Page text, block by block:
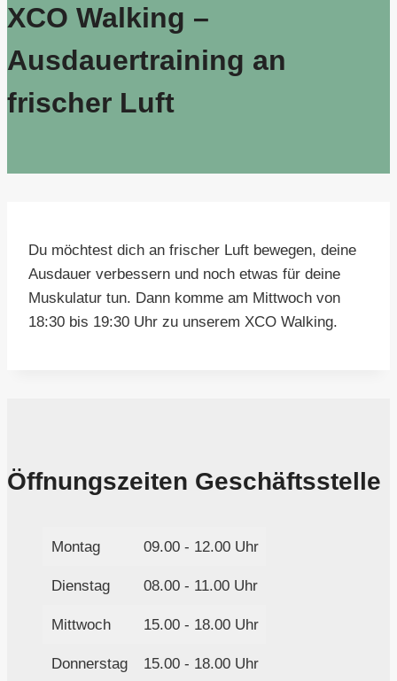
XCO Walking –
Ausdauertraining an
frischer Luft
Du möchtest dich an frischer Luft bewegen, deine
Ausdauer verbessern und noch etwas für deine
Muskulatur tun. Dann komme am Mittwoch von
18:30 bis 19:30 Uhr zu unserem XCO Walking.
Öffnungszeiten Geschäftsstelle
Montag 09.00 - 12.00 Uhr
Dienstag 08.00 - 11.00 Uhr
Mittwoch 15.00 - 18.00 Uhr
Donnerstag 15.00 - 18.00 Uhr